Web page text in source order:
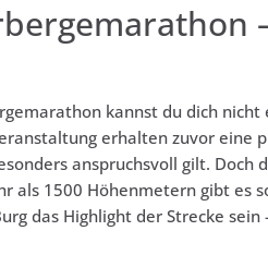
kannst du dich
erhalten zuvor eine
anspruchsvoll gilt.
als 1500 Höhenmetern gibt es
das Highlight der Strecke